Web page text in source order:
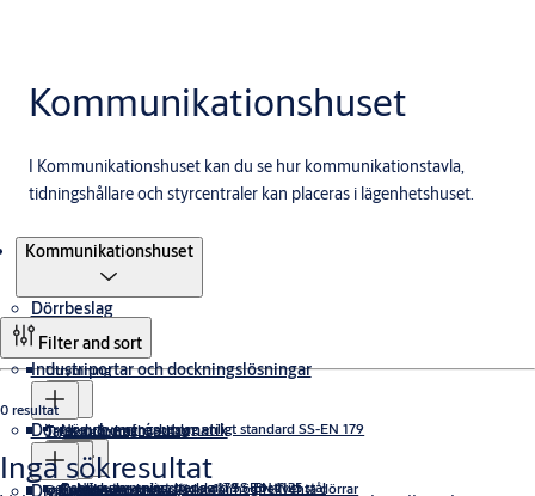
Kommunikationshuset
I Kommunikationshuset kan du se hur kommunikationstavla,
tidningshållare och styrcentraler kan placeras i lägenhetshuset.
Kommunikationshuset
Dörrbeslag
Utrymning
Nödutrymningsbeslag enligt standard SS-EN 179
Nödutrymningsbeslag 179 i Rostfritt stål
Panikreglar enligt standard SS-EN 1125
Trycken & draghandtag
Trycken med returfjäder för högfrekventa dörrar
Dörrstängare
Industriportar och dockningslösningar
Takskjutportar
Snabb
Vikportar
Dörrar och entréautomatik
Säkerhet och tillträdeskontroll
Digitala lösningar
Filter and sort
0 resultat
Inga sökresultat